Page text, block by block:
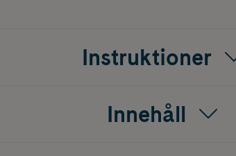
rengöring. Endast handdisk.
Instruktioner
Innehåll